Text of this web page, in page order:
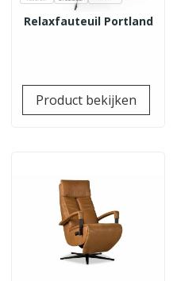
Relaxfauteuil Portland
Product bekijken